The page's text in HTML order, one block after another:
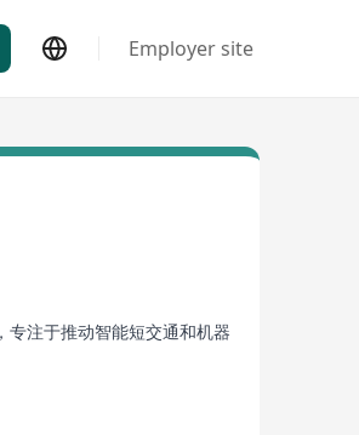
Employer site
注于推动智能短交通和机器